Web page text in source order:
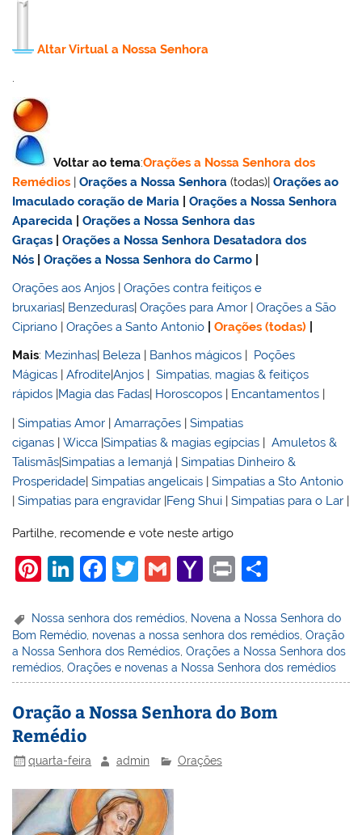
Altar Virtual a Nossa Senhora
.
Voltar ao tema:Orações a Nossa Senhora dos
Remédios |Orações a Nossa Senhora (todas)|Orações ao
Imaculado coração de Maria |Orações a Nossa Senhora
Aparecida |Orações a Nossa Senhora das
Graças |Orações a Nossa Senhora Desatadora dos
Nós |Orações a Nossa Senhora do Carmo
Orações aos Anjos |Orações contra feitiços e
bruxarias| Benzeduras|Orações para Amor |Orações a São
Cipriano |Orações a Santo Antonio |Orações (todas)
Mais: Mezinhas Beleza Banhos mágicos
Poções
Mágicas |Afrodite|Anjos |Simpatias, magias & feitiços
rápidos Magia das Fadas Horoscopos Encantamentos
|Simpatias Amor |Amarrações |Simpatias
ciganas |Wicca |Simpatias & magias egípcias |Amuletos &
Talismãs|Simpatias a Iemanjá |Simpatias Dinheiro &
Prosperidade|Simpatias angelicais |Simpatias a Sto Antonio
|Simpatias para engravidar |Feng Shui |Simpatias para o Lar |
Partilhe, recomende e vote neste artigo
Pi
er
e
st
Li
k
e
dI
F
c
e
b
o
k
T
itt
er
G
ai
l
Y
h
o
o
M
ai
l
Pr
t
ar
e
Nossa senhora dos remédios Novena a Nossa Senhora do
Bom Remédio novenas a nossa senhora dos remédios ,Oração
a Nossa Senhora dos Remédios ,Orações a Nossa Senhora dos
remédios ,Orações e novenas a Nossa Senhora dos remédios
Oração a Nossa Senhora do Bom
Remédio
quarta-feira admin Orações